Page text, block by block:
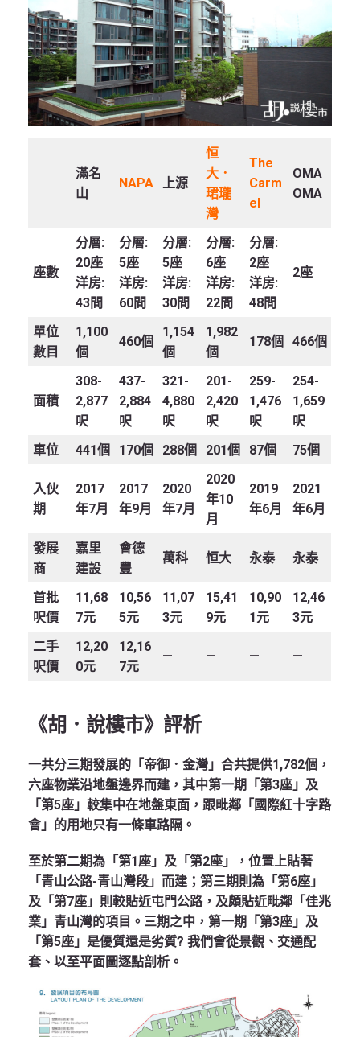
滿名
山
NAPA 上源
恒
大．
珺瓏
灣
The
Carm
el
OMA
OMA
座數
分層:
20座
洋房:
43間
分層:
5座
洋房:
60間
分層:
5座
洋房:
30間
分層:
6座
洋房:
22間
分層:
2座
洋房:
48間
2座
單位
數目
1,100
個
460個
1,154
個
1,982
個
178個 466個
面積
308-
2,877
呎
437-
2,884
呎
321-
4,880
呎
201-
2,420
呎
259-
1,476
呎
254-
1,659
呎
車位
441個 170個 288個 201個 87個 75個
入伙
期
2017
年7月
2017
年9月
2020
年7月
2020
年10
月
2019
年6月
2021
年6月
發展
商
嘉里
建設
會德
豐
萬科 恒大 永泰 永泰
首批
呎價
11,68
7元
10,56
5元
11,07
3元
15,41
9元
10,90
1元
12,46
3元
二手
呎價
12,20
0元
12,16
7元
— — — —
《胡．說樓市》評析
一共分三期發展的「帝御．金灣」合共提供1,782個，
六座物業沿地盤邊界而建，其中第一期「第3座」及
「第5座」較集中在地盤東面，跟毗鄰「國際紅十字路
會」的用地只有一條車路隔。
至於第二期為「第1座」及「第2座」，位置上貼著
「青山公路-青山灣段」而建；第三期則為「第6座」
及「第7座」則較貼近屯門公路，及頗貼近毗鄰「佳兆
業」青山灣的項目。三期之中，第一期「第3座」及
「第5座」是優質還是劣質? 我們會從景觀、交通配
套、以至平面圖逐點剖析。